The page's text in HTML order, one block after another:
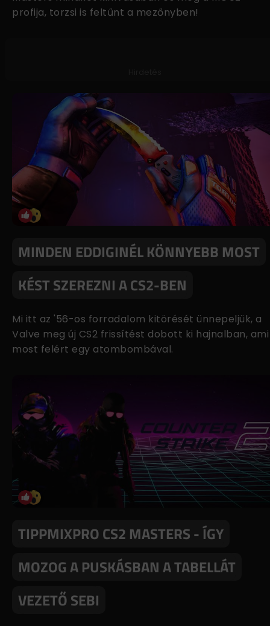
profija, torzsi is feltűnt a mezőnyben!
MINDEN EDDIGINÉL KÖNNYEBB MOST
KÉST SZEREZNI A CS2-BEN
Mi itt az '56-os forradalom kitörését ünnepeljük, a
Valve meg új CS2 frissítést dobott ki hajnalban, ami
most felért egy atombombával.
TIPPMIXPRO CS2 MASTERS - ÍGY
MOZOG A PUSKÁSBAN A TABELLÁT
VEZETŐ SEBI